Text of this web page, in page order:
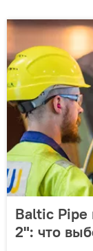
Baltic Pipe
2": что